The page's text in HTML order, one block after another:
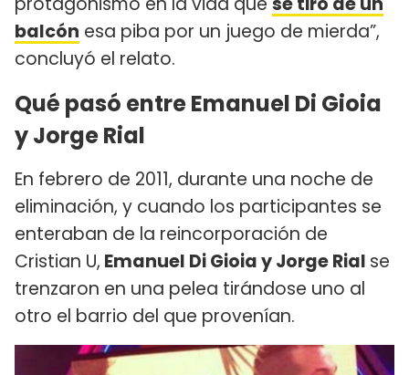
balcón esa piba por un juego de mierda”,
concluyó el relato.
Qué pasó entre Emanuel Di Gioia
y Jorge Rial
En febrero de 2011, durante una noche de
eliminación, y cuando los participantes se
enteraban de la reincorporación de
Cristian U, Emanuel Di Gioia y Jorge Rial se
trenzaron en una pelea tirándose uno al
otro el barrio del que provenían.